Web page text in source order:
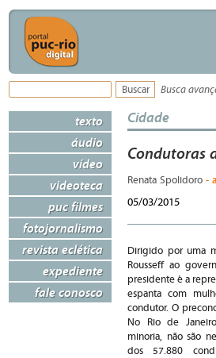
Busca
texto
áudio
vídeo
videoteca
puc filmes
fotojornalismo
revista eclética
expediente
fale conosco
Cidade
Condutoras
Renata Spolidoro -
05/03/2015
Dirigido por uma
Rousseff ao
presidente é a
espanta com
condutor. O
No Rio de
minoria, não são
dos 57.880